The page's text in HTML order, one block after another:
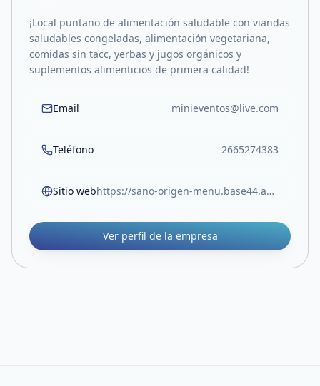
¡Local puntano de alimentación saludable con viandas
saludables congeladas, alimentación vegetariana,
comidas sin tacc, yerbas y jugos orgánicos y
suplementos alimenticios de primera calidad!
Email minieventos@live.com
Teléfono 2665274383
Sitio web https://sano-origen-menu.base44.app/
Ver perfil de la empresa